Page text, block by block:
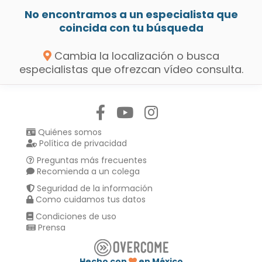
No encontramos a un especialista que
coincida con tu búsqueda
Cambia la localización o busca
especialistas que ofrezcan vídeo consulta.
Quiénes somos
Política de privacidad
Preguntas más frecuentes
Recomienda a un colega
Seguridad de la información
Como cuidamos tus datos
Condiciones de uso
Prensa